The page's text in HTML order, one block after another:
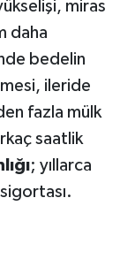
miras
daha
bedelin
ileride
fazla mülk
saatlik
; yıllarca